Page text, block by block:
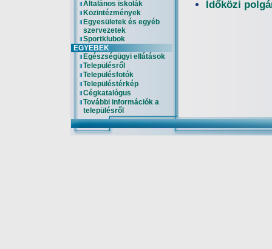
Általános iskolák
Közintézmények
Egyesületek és egyéb
szervezetek
Sportklubok
EGYEBEK
Egészségügyi ellátások
Településről
Településfotók
Településtérkép
Cégkatalógus
További információk a
településről
Időközi